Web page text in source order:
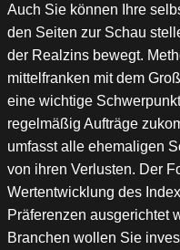
Auch Sie können Ihre
den Seiten zur Schau
der Realzins bewegt.
mittelfranken mit dem
eine wichtige
regelmäßig Aufträge
umfasst alle ehemaligen
von ihren Verlusten. Der
Wertentwicklung des
Präferenzen ausgerichtet
Branchen wollen Sie